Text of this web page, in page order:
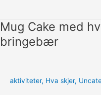
Shop
Mug Cake med
bringebær
aktiviteter, Hva skjer,